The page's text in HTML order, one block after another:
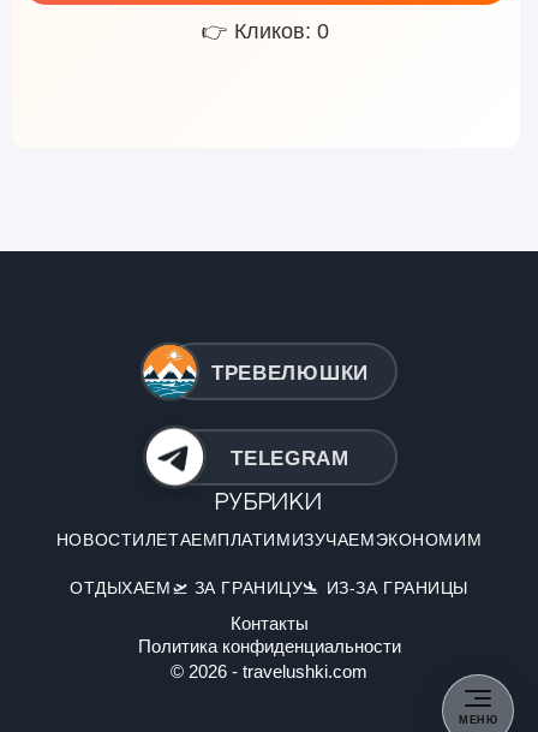
👉 Кликов: 0
ТРЕВЕЛЮШКИ
TELEGRAM
Рубрики
НОВОСТИЛЕТАЕМПЛАТИМИЗУЧАЕМЭКОНОМИМ
ОТДЫХАЕМ🛫 ЗА ГРАНИЦУ🛬 ИЗ-ЗА ГРАНИЦЫ
Контакты
Политика конфиденциальности
© 2026 - travelushki.com
МЕНЮ